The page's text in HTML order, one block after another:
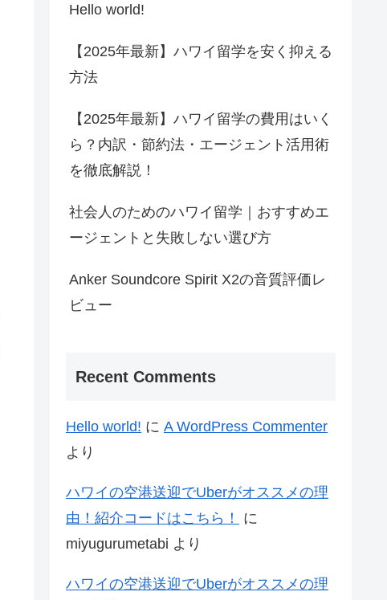
Hello world!
【2025年最新】ハワイ留学を安く抑える
方法
【2025年最新】ハワイ留学の費用はいく
ら？内訳・節約法・エージェント活用術
を徹底解説！
社会人のためのハワイ留学｜おすすめエ
ージェントと失敗しない選び方
Anker Soundcore Spirit X2の音質評価レ
ビュー
Recent Comments
Hello world! に A WordPress Commenter
より
ハワイの空港送迎でUberがオススメの理
由！紹介コードはこちら！
に
miyugurumetabi より
ハワイの空港送迎でUberがオススメの理